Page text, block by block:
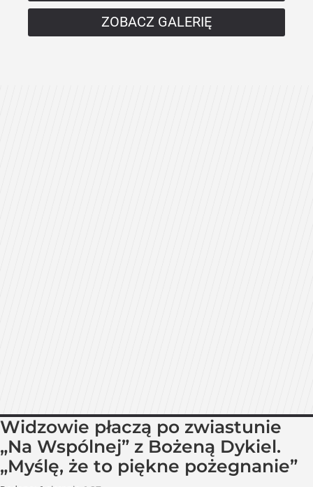
ZOBACZ GALERIĘ
Widzowie płaczą po zwiastunie
„Na Wspólnej” z Bożeną Dykiel.
„Myślę, że to piękne pożegnanie”